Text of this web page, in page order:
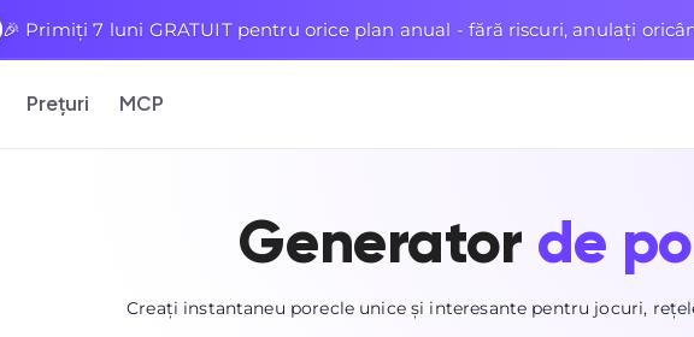
🎉 Primiți 7 luni GRATUIT pentru orice plan anual - fără riscuri, anulați
Prețuri MCP
Generator de
Creați instantaneu porecle unice și interesante pentru jocuri,